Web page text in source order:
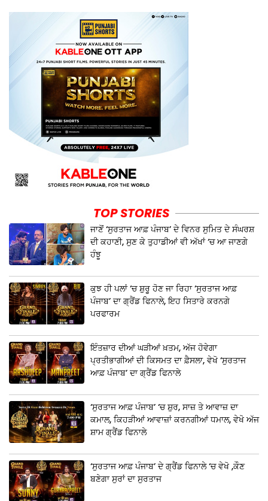
TOP STORIES
ਜਾਣੋਂ ‘ਸੁਰਤਾਜ ਆਫ਼ ਪੰਜਾਬ’ ਦੇ ਵਿਨਰ ਸੁਮਿਤ ਦੇ ਸੰਘਰਸ਼
ਦੀ ਕਹਾਣੀ, ਸੁਣ ਕੇ ਤੁਹਾਡੀਆਂ ਵੀ ਅੱਖਾਂ ‘ਚ ਆ ਜਾਣਗੇ
ਹੰਝੂ
ਕੁਝ ਹੀ ਪਲਾਂ ‘ਚ ਸ਼ੁਰੂ ਹੋਣ ਜਾ ਰਿਹਾ ‘ਸੁਰਤਾਜ ਆਫ਼
ਪੰਜਾਬ’ ਦਾ ਗ੍ਰੈਂਡ ਫਿਨਾਲੇ, ਇਹ ਸਿਤਾਰੇ ਕਰਨਗੇ
ਪਰਫਾਰਮ
ਇੰਤਜ਼ਾਰ ਦੀਆਂ ਘੜੀਆਂ ਖ਼ਤਮ, ਅੱਜ ਹੋਵੇਗਾ
ਪ੍ਰਤੀਭਾਗੀਆਂ ਦੀ ਕਿਸਮਤ ਦਾ ਫ਼ੈਸਲਾ, ਵੇਖੋ ‘ਸੁਰਤਾਜ
ਆਫ਼ ਪੰਜਾਬ’ ਦਾ ਗ੍ਰੈਂਡ ਫਿਨਾਲੇ
‘ਸੁਰਤਾਜ ਆਫ਼ ਪੰਜਾਬ’ ‘ਚ ਸ਼ੁਰ, ਸਾਜ਼ ਤੇ ਆਵਾਜ਼ ਦਾ
ਕਮਾਲ, ਕਿਹੜੀਆਂ ਆਵਾਜ਼ਾਂ ਕਰਨਗੀਆਂ ਧਮਾਲ, ਵੇਖੋ ਅੱਜ
ਸ਼ਾਮ ਗ੍ਰੈਂਡ ਫਿਨਾਲੇ
‘ਸੁਰਤਾਜ ਆਫ਼ ਪੰਜਾਬ’ ਦੇ ਗ੍ਰੈਂਡ ਫਿਨਾਲੇ ‘ਚ ਵੇਖੋ ,ਕੌਣ
ਬਣੇਗਾ ਸੁਰਾਂ ਦਾ ਸੁਰਤਾਜ